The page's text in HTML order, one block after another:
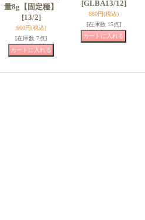
量8g【固定種】
[13/2]
660円(税込)
[在庫数 7点]
[GLBA13/12]
880円(税込)
[在庫数 15点]